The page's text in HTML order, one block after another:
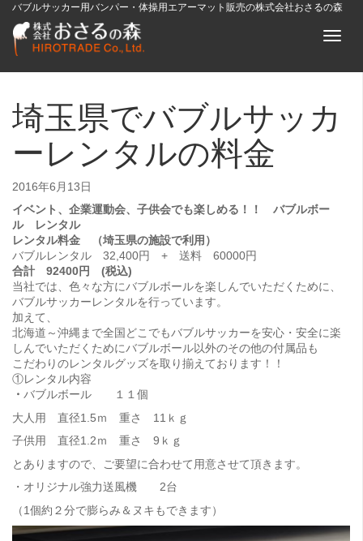
バブルサッカー用バンパー・体操用エアーマット販売の株式会社おさるの森
埼玉県でバブルサッカ
ーレンタルの料金
2016年6月13日
イベント、企業運動会、子供会でも楽しめる！！ バブルボー
ル レンタル
レンタル料金 （埼玉県の施設で利用）
バブルレンタル 32,400円 + 送料 60000円
合計 92400円 (税込)
当社では、色々な方にバブルボールを楽しんでいただくために、
バブルサッカーレンタルを行っています。
加えて、
北海道～沖縄まで全国どこでもバブルサッカーを安心・安全に楽
しんでいただくためにバブルボール以外のその他の付属品も
こだわりのレンタルグッズを取り揃えております！！
①レンタル内容
・ バブルボール １１個
大人用 直径1.5ｍ 重さ 11ｋｇ
子供用 直径1.2ｍ 重さ 9ｋｇ
とありますので、ご要望に合わせて用意させて頂きます。
・オリジナル強力送風機 2台
（1個約２分で膨らみ＆ヌキもできます）